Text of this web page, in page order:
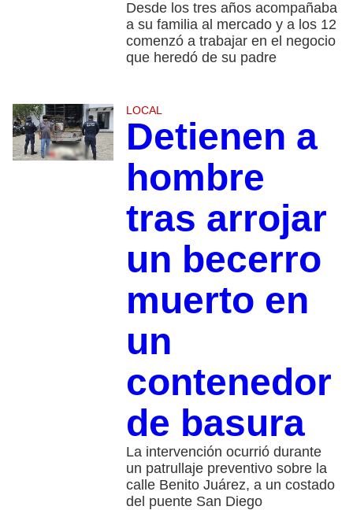
Desde los tres años acompañaba
a su familia al mercado y a los 12
comenzó a trabajar en el negocio
que heredó de su padre
LOCAL
Detienen a
hombre
tras arrojar
un becerro
muerto en
un
contenedor
de basura
La intervención ocurrió durante
un patrullaje preventivo sobre la
calle Benito Juárez, a un costado
del puente San Diego